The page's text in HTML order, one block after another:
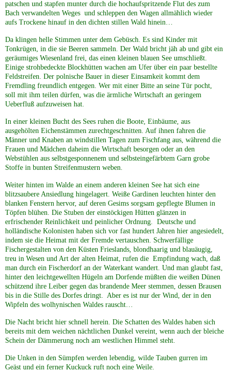
patschen und stapfen munter durch die hochaufspritzende Flut des zum
Bach verwandelten Weges und schleppen den Wagen allmählich wieder
aufs Trockene hinauf in den dichten stillen Wald hinein…
Da klingen helle Stimmen unter dem Gebüsch. Es sind Kinder mit
Tonkrügen, in die sie Beeren sammeln. Der Wald bricht jäh ab und gibt ein
geräumiges Wiesenland frei, das einen kleinen blauen See umschließt.
Einige strohbedeckte Blockhütten wachen am Ufer über ein paar bestellte
Feldstreifen. Der polnische Bauer in dieser Einsamkeit kommt dem
Fremdling freundlich entgegen. Wer mit einer Bitte an seine Tür pocht,
soll mit ihm teilen dürfen, was die ärmliche Wirtschaft an geringem
Ueberfluß aufzuweisen hat.
In einer kleinen Bucht des Sees ruhen die Boote, Einbäume, aus
ausgehölten Eichenstämmen zurechtgeschnitten. Auf ihnen fahren die
Männer und Knaben an windstillen Tagen zum Fischfang aus, während die
Frauen und Mädchen daheim die Wirtschaft besorgen oder an den
Webstühlen aus selbstgesponnenem und selbsteingefärbtem Garn grobe
Stoffe in bunten Streifenmustern weben.
Weiter hinten im Walde an einem anderen kleinen See hat sich eine
blitzsaubere Ansiedlung hingelagert. Weiße Gardinen leuchten hinter den
blanken Fenstern hervor, auf deren Gesims sorgsam gepflegte Blumen in
Töpfen blühen. Die Stuben der einstöckigen Hütten glänzen in
erfrischender Reinlichkeit und peinlicher Ordnung. Deutsche und
holländische Kolonisten haben sich vor fast hundert Jahren hier angesiedelt,
indem sie die Heimat mit der Fremde vertauschen. Schwerfällige
Fischergestalten von den Küsten Frieslands, blondhaarig und blauäugig,
treu in Wesen und Art der alten Heimat, rufen die Empfindung wach, daß
man durch ein Fischerdorf an der Waterkant wandert. Und man glaubt fast,
hinter den leichtgewellten Hügeln am Dorfende müßten die weißen Dünen
schützend ihre Leiber gegen das brandende Meer stemmen, dessen Brausen
bis in die Stille des Dorfes dringt. Aber es ist nur der Wind, der in den
Wipfeln des wolhynischen Waldes rauscht…
Die Nacht bricht hier schnell herein. Die Schatten des Waldes haben sich
bereits mit dem weichen nächtlichen Dunkel vereint, wenn auch der bleiche
Schein der Dämmerung noch am westlichen Himmel steht.
Die Unken in den Sümpfen werden lebendig, wilde Tauben gurren im
Geäst und ein ferner Kuckuck ruft noch eine Weile.